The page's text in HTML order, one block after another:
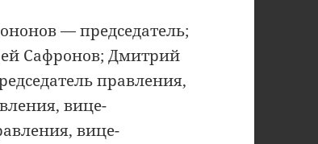
— председатель;
Сафронов; Дмитрий
правления,
вице-
вице-